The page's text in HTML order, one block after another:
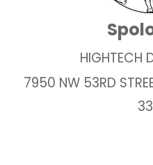
HIGHTECH
7950 NW 53RD